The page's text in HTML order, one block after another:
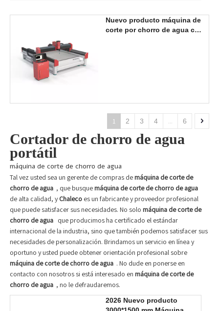
Nuevo producto máquina de
corte por chorro de agua con
1 2 3 4 ... 6
Cortador de chorro de agua
portátil
máquina de corte de chorro de agua
Tal vez usted sea un gerente de compras de máquina de corte de
chorro de agua , que busque máquina de corte de chorro de agua
de alta calidad, y Chaleco es un fabricante y proveedor profesional
que puede satisfacer sus necesidades. No solo máquina de corte de
chorro de agua que producimos ha certificado el estándar
internacional de la industria, sino que también podemos satisfacer sus
necesidades de personalización. Brindamos un servicio en línea y
oportuno y usted puede obtener orientación profesional sobre
máquina de corte de chorro de agua . No dude en ponerse en
contacto con nosotros si está interesado en máquina de corte de
chorro de agua , no le defraudaremos.
2026 Nuevo producto